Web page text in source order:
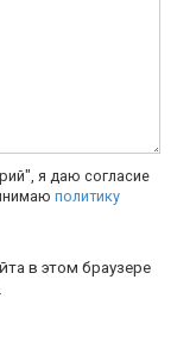
я даю согласие
политику
в этом браузере